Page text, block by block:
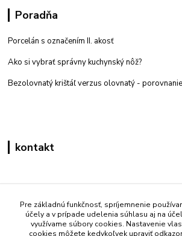
Poradňa
Porcelán s označením II. akosť
Ako si vybrať správny kuchynský nôž?
Bezolovnatý krištáľ verzus olovnatý - porovnanie
kontakt
+421 908 861 051
(Po - Pia 7:30-15:30)
Pre základnú funkčnosť, spríjemnenie
účely a v prípade udelenia súhlasu aj na
využívame súbory cookies. Nastavenie
cookies môžete kedykoľvek upraviť